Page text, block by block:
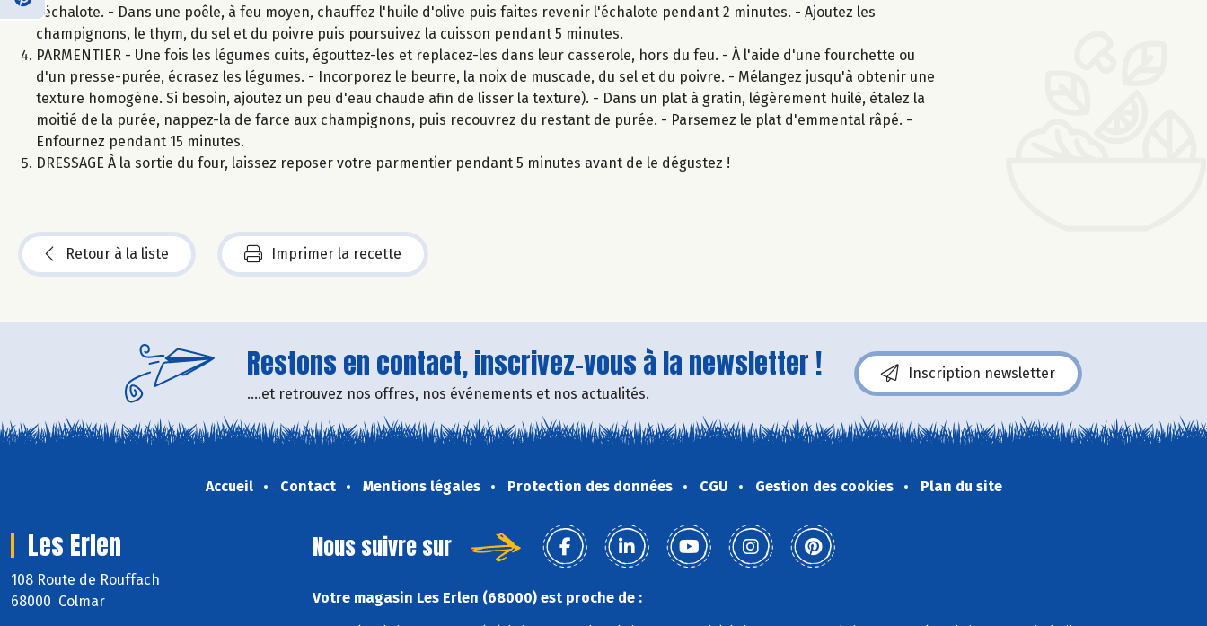
l'échalote. - Dans une poêle, à feu moyen, chauffez l'huile d'olive puis faites revenir l'échalote pendant 2 minutes. - Ajoutez les
champignons, le thym, du sel et du poivre puis poursuivez la cuisson pendant 5 minutes.
PARMENTIER - Une fois les légumes cuits, égouttez-les et replacez-les dans leur casserole, hors du feu. - À l'aide d'une fourchette ou
d'un presse-purée, écrasez les légumes. - Incorporez le beurre, la noix de muscade, du sel et du poivre. - Mélangez jusqu'à obtenir une
texture homogène. Si besoin, ajoutez un peu d'eau chaude afin de lisser la texture). - Dans un plat à gratin, légèrement huilé, étalez la
moitié de la purée, nappez-la de farce aux champignons, puis recouvrez du restant de purée. - Parsemez le plat d'emmental râpé. -
Enfournez pendant 15 minutes.
DRESSAGE À la sortie du four, laissez reposer votre parmentier pendant 5 minutes avant de le dégustez !
Retour à la liste Imprimer la recette
Restons en contact, inscrivez-vous à la newsletter !
....et retrouvez nos offres, nos événements et nos actualités.
Inscription newsletter
Accueil Contact Mentions légales Protection des données CGU Gestion des cookies Plan du site
Les Erlen
108 Route de Rouffach
68000 Colmar
Nous suivre sur
Votre magasin Les Erlen (68000) est proche de :